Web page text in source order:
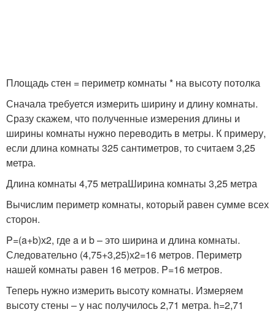
Площадь стен = периметр комнаты * на высоту потолка
Сначала требуется измерить ширину и длину комнаты.
Сразу скажем, что полученные измерения длины и
ширины комнаты нужно переводить в метры. К примеру,
если длина комнаты 325 сантиметров, то считаем 3,25
метра.
Длина комнаты 4,75 метраШирина комнаты 3,25 метра
Вычислим периметр комнаты, который равен сумме всех
сторон.
P=(a+b)х2, где a и b – это ширина и длина комнаты.
Следовательно (4,75+3,25)х2=16 метров. Периметр
нашей комнаты равен 16 метров. P=16 метров.
Теперь нужно измерить высоту комнаты. Измеряем
высоту стены – у нас получилось 2,71 метра. h=2,71